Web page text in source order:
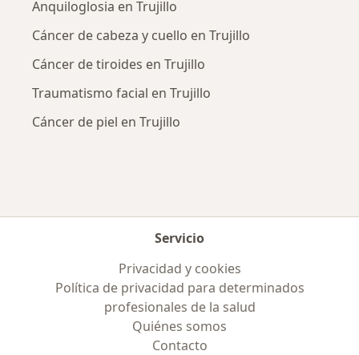
Anquiloglosia en Trujillo
Cáncer de cabeza y cuello en Trujillo
Cáncer de tiroides en Trujillo
Traumatismo facial en Trujillo
Cáncer de piel en Trujillo
Servicio
Privacidad y cookies
Política de privacidad para determinados
profesionales de la salud
Quiénes somos
Contacto